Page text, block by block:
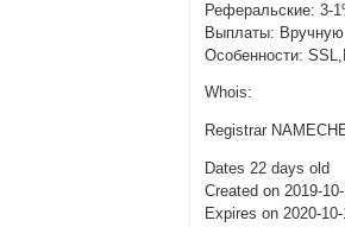
Реферальские: 3-
Выплаты: Вручную
Особенности:
Whois:
Registrar
Dates 22 days old
Created on 2019-
Expires on 2020-